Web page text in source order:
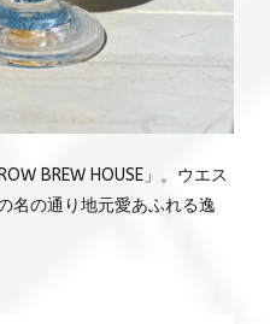
BREW HOUSE」。ウエス
名の通り地元愛あふれる逸